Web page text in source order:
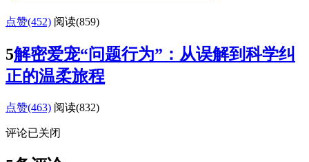
点赞(452) 阅读(859)
5解密爱宠“问题行为”：从误解到科学纠
正的温柔旅程
点赞(463) 阅读(832)
评论已关闭